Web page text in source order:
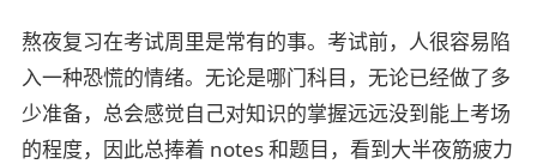
熬夜复习在考试周里是常有的事。考试前，人很容易陷
入一种恐慌的情绪。无论是哪门科目，无论已经做了多
少准备，总会感觉自己对知识的掌握远远没到能上考场
的程度，因此总捧着 notes 和题目，看到大半夜筋疲力